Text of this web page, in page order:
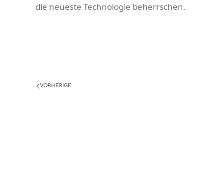
die neueste Technologie beherrschen.
VORHERIGE